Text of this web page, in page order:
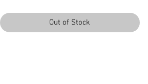
Out of Stock